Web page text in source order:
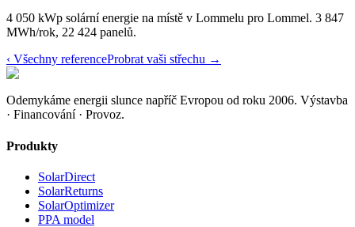
4 050 kWp solární energie na místě v Lommelu pro Lommel. 3 847
MWh/rok, 22 424 panelů.
‹ Všechny referenceProbrat vaši střechu →
Odemykáme energii slunce napříč Evropou od roku 2006. Výstavba
· Financování · Provoz.
Produkty
SolarDirect
SolarReturns
SolarOptimizer
PPA model